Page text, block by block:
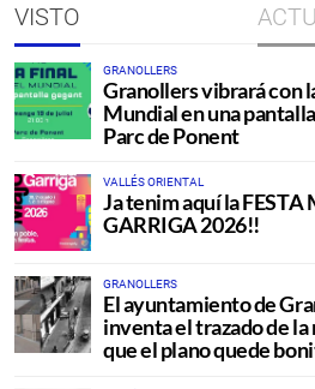
VISTO
GRANOLLERS
Granollers vibrará con
Mundial en una
Parc de Ponent
VALLÉS ORIENTAL
Ja tenim aquí la FESTA
GARRIGA 2026!!
GRANOLLERS
El ayuntamiento de
inventa el trazado de la
que el plano quede